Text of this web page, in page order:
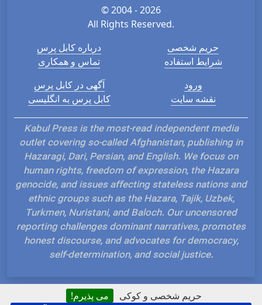
حریم شخصی و کوکی
می پذیرم!
© 2004 - 2026
All Rights Reserved.
درباره کابل پرس
تماس و همکاری
حریم شخصی
شرایط استفاده
آگهی در کابل پرس
کابل پرس به انگلیسی
ورود
نقشه سایت
Kabul Press is the most-read independent media
outlet covering so-called Afghanistan, publishing in
Hazaragi, Dari, Persian, and English. We focus on
human rights, freedom of expression, the Hazara
genocide, and issues affecting stateless nations and
ethnic groups such as the Hazara, Tajik, Uzbek,
Turkmen, Nuristani, and Baloch. Our uncensored
reporting challenges dominant narratives, promotes
honest discourse, and advocates for democracy,
self-determination, and social justice.